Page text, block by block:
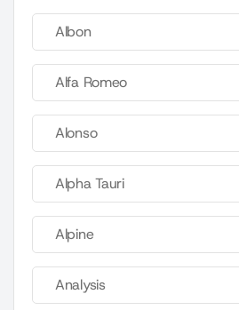
Albon
Alfa Romeo
Alonso
Alpha Tauri
Alpine
Analysis